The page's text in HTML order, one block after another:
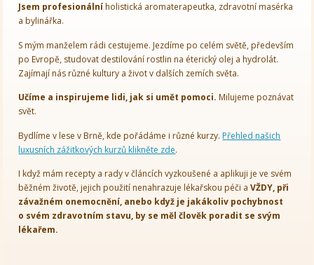
Jsem profesionálníholistická aromaterapeutka, zdravotní masérka
a bylinářka.
S mým manželem rádi cestujeme. Jezdíme po celém světě, především
po Evropě, studovat destilování rostlin na éterický olej a hydrolát.
Zajímají nás různé kultury a život v dalších zemích světa.
Učíme a inspirujeme lidi, jak si umět pomoci. Milujeme poznávat
svět.
Bydlíme v lese v Brně, kde pořádáme i různé kurzy. Přehled našich
luxusních zážitkových kurzů klikněte zde.
I když mám recepty a rady v článcích vyzkoušené a aplikuji je ve svém
běžném životě, jejich použití nenahrazuje lékařskou péči aVŽDY, při
závažném onemocnění, anebo když je jakákoliv pochybnost
o svém zdravotním stavu, by se měl člověk poradit se svým
lékařem.